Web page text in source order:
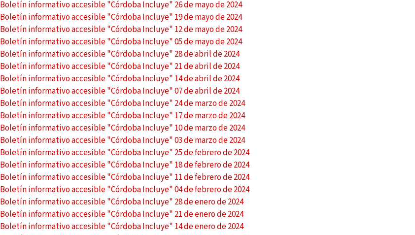
Boletín informativo accesible "Córdoba Incluye" 26 de mayo de 2024
Boletín informativo accesible "Córdoba Incluye" 19 de mayo de 2024
Boletín informativo accesible "Córdoba Incluye" 12 de mayo de 2024
Boletín informativo accesible "Córdoba Incluye" 05 de mayo de 2024
Boletín informativo accesible "Córdoba Incluye" 28 de abril de 2024
Boletín informativo accesible "Córdoba Incluye" 21 de abril de 2024
Boletín informativo accesible "Córdoba Incluye" 14 de abril de 2024
Boletín informativo accesible "Córdoba Incluye" 07 de abril de 2024
Boletín informativo accesible "Córdoba Incluye" 24 de marzo de 2024
Boletín informativo accesible "Córdoba Incluye" 17 de marzo de 2024
Boletín informativo accesible "Córdoba Incluye" 10 de marzo de 2024
Boletín informativo accesible "Córdoba Incluye" 03 de marzo de 2024
Boletín informativo accesible "Córdoba Incluye" 25 de febrero de 2024
Boletín informativo accesible "Córdoba Incluye" 18 de febrero de 2024
Boletín informativo accesible "Córdoba Incluye" 11 de febrero de 2024
Boletín informativo accesible "Córdoba Incluye" 04 de febrero de 2024
Boletín informativo accesible "Córdoba Incluye" 28 de enero de 2024
Boletín informativo accesible "Córdoba Incluye" 21 de enero de 2024
Boletín informativo accesible "Córdoba Incluye" 14 de enero de 2024